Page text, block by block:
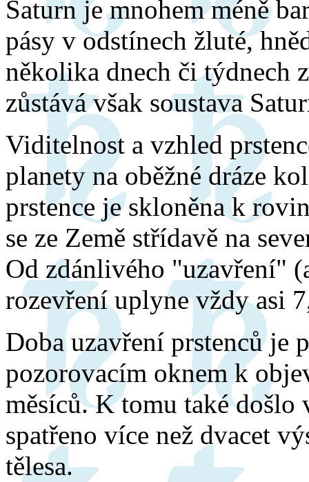
Saturn je mnohem méně
pásy v odstínech žluté,
několika dnech či týdnech
zůstává však soustava
Viditelnost a vzhled
planety na oběžné dráze
prstence je skloněna k
se ze Země střídavě na
Od zdánlivého "uzavření"
rozevření uplyne vždy asi
Doba uzavření prstenců je
pozorovacím oknem k
měsíců. K tomu také
spatřeno více než dvacet
tělesa.